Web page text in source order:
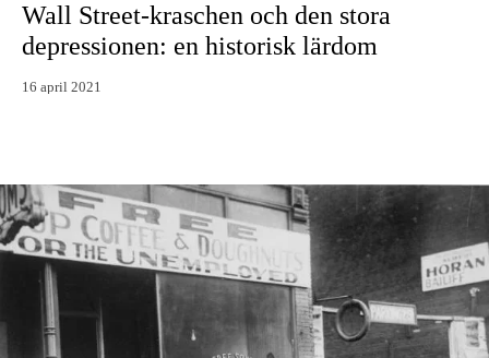
Wall Street-kraschen och den stora
depressionen: en historisk lärdom
16 april 2021